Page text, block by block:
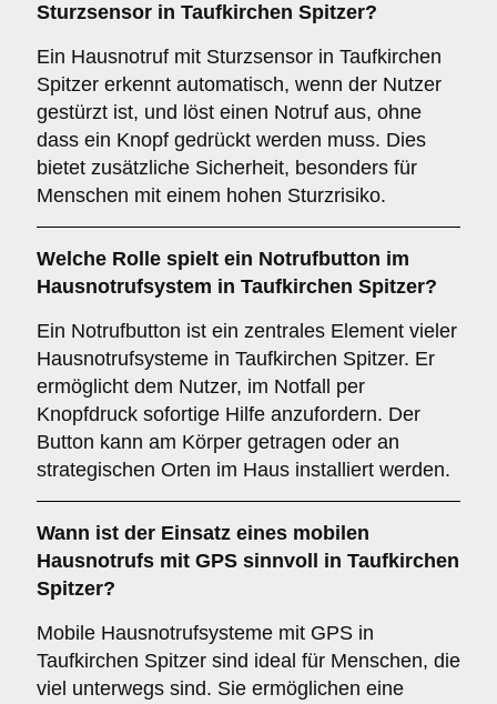
Sturzsensor in Taufkirchen Spitzer?
Ein Hausnotruf mit Sturzsensor in Taufkirchen
Spitzer erkennt automatisch, wenn der Nutzer
gestürzt ist, und löst einen Notruf aus, ohne
dass ein Knopf gedrückt werden muss. Dies
bietet zusätzliche Sicherheit, besonders für
Menschen mit einem hohen Sturzrisiko.
Welche Rolle spielt ein Notrufbutton im
Hausnotrufsystem in Taufkirchen Spitzer?
Ein Notrufbutton ist ein zentrales Element vieler
Hausnotrufsysteme in Taufkirchen Spitzer. Er
ermöglicht dem Nutzer, im Notfall per
Knopfdruck sofortige Hilfe anzufordern. Der
Button kann am Körper getragen oder an
strategischen Orten im Haus installiert werden.
Wann ist der Einsatz eines mobilen
Hausnotrufs mit GPS sinnvoll in Taufkirchen
Spitzer?
Mobile Hausnotrufsysteme mit GPS in
Taufkirchen Spitzer sind ideal für Menschen, die
viel unterwegs sind. Sie ermöglichen eine